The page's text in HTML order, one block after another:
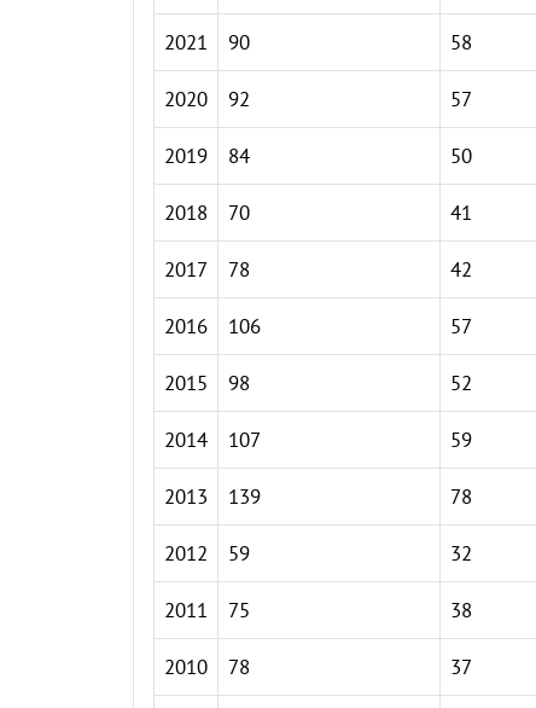
2021 90 58
2020 92 57
2019 84 50
2018 70 41
2017 78 42
2016 106 57
2015 98 52
2014 107 59
2013 139 78
2012 59 32
2011 75 38
2010 78 37